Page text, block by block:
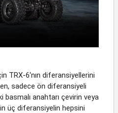
TRX-6'nın diferansiyellerini
sadece ön diferansiyeli
anahtarı çevirin veya
üç diferansiyelin hepsini